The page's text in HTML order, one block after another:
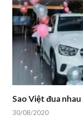
Sao Việt đua
30/08/2020